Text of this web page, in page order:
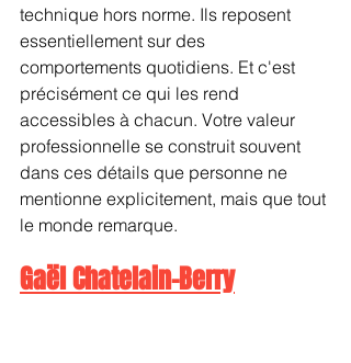
technique hors norme. Ils reposent
essentiellement sur des
comportements quotidiens. Et c'est
précisément ce qui les rend
accessibles à chacun. Votre valeur
professionnelle se construit souvent
dans ces détails que personne ne
mentionne explicitement, mais que tout
le monde remarque.
Gaël Chatelain-Berry